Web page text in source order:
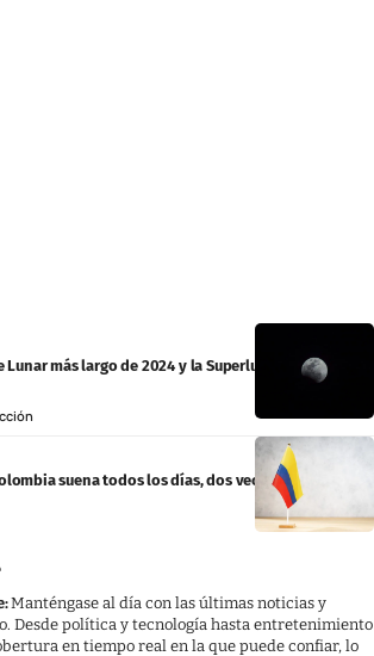
más largo de 2024 y la Superluna en Bogotá y
suena todos los días, dos veces?
Manténgase al día con las últimas noticias y
Desde política y tecnología hasta entretenimiento
en tiempo real en la que puede confiar, lo